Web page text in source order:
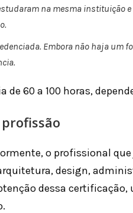
na mesma instituição
Embora não haja um
de 60 a 100 horas,
o profissional
design,
dessa